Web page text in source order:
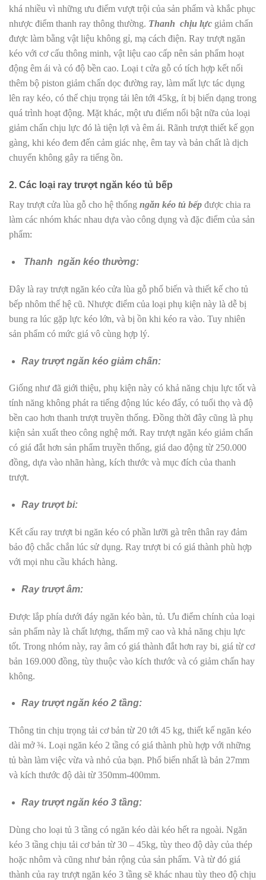
khá nhiều vì những ưu điểm vượt trội của sản phẩm và khắc phục
nhược điểm thanh ray thông thường. Thanh chịu lực giảm chấn
được làm bằng vật liệu không gỉ, mạ cách điện. Ray trượt ngăn
kéo với cơ cấu thông minh, vật liệu cao cấp nên sản phẩm hoạt
động êm ái và có độ bền cao. Loại t cửa gỗ có tích hợp kết nối
thêm bộ piston giảm chấn dọc đường ray, làm mất lực tác dụng
lên ray kéo, có thể chịu trọng tải lên tới 45kg, ít bị biến dạng trong
quá trình hoạt động. Mặt khác, một ưu điểm nổi bật nữa của loại
giảm chấn chịu lực đó là tiện lợi và êm ái. Rãnh trượt thiết kế gọn
gàng, khi kéo đem đến cảm giác nhẹ, êm tay và bản chất là dịch
chuyển không gây ra tiếng ồn.
2. Các loại ray trượt ngăn kéo tủ bếp
Ray trượt cửa lùa gỗ cho hệ thống ngăn kéo tủ bếp được chia ra
làm các nhóm khác nhau dựa vào công dụng và đặc điểm của sản
phẩm:
Thanh ngăn kéo thường:
Đây là ray trượt ngăn kéo cửa lùa gỗ phổ biến và thiết kế cho tủ
bếp nhôm thế hệ cũ. Nhược điểm của loại phụ kiện này là dễ bị
bung ra lúc gặp lực kéo lớn, và bị ồn khi kéo ra vào. Tuy nhiên
sản phẩm có mức giá vô cùng hợp lý.
Ray trượt ngăn kéo giảm chấn:
Giống như đã giới thiệu, phụ kiện này có khả năng chịu lực tốt và
tính năng không phát ra tiếng động lúc kéo đẩy, có tuổi thọ và độ
bền cao hơn thanh trượt truyền thống. Đồng thời đây cũng là phụ
kiện sản xuất theo công nghệ mới. Ray trượt ngăn kéo giảm chấn
có giá đắt hơn sản phẩm truyền thống, giá dao động từ 250.000
đồng, dựa vào nhãn hàng, kích thước và mục đích của thanh
trượt.
Ray trượt bi:
Kết cấu ray trượt bi ngăn kéo có phần lưỡi gà trên thân ray đảm
bảo độ chắc chắn lúc sử dụng. Ray trượt bi có giá thành phù hợp
với mọi nhu cầu khách hàng.
Ray trượt âm:
Được lắp phía dưới đáy ngăn kéo bàn, tủ. Ưu điểm chính của loại
sản phẩm này là chất lượng, thẩm mỹ cao và khả năng chịu lực
tốt. Trong nhóm này, ray âm có giá thành đắt hơn ray bi, giá từ cơ
bản 169.000 đồng, tùy thuộc vào kích thước và có giảm chấn hay
không.
Ray trượt ngăn kéo 2 tầng:
Thông tin chịu trọng tải cơ bản từ 20 tới 45 kg, thiết kế ngăn kéo
dài mở ¾. Loại ngăn kéo 2 tầng có giá thành phù hợp với những
tủ bàn làm việc vừa và nhỏ của bạn. Phổ biến nhất là bản 27mm
và kích thước độ dài từ 350mm-400mm.
Ray trượt ngăn kéo 3 tầng:
Dùng cho loại tủ 3 tầng có ngăn kéo dài kéo hết ra ngoài. Ngăn
kéo 3 tầng chịu tải cơ bản từ 30 – 45kg, tùy theo độ dày của thép
hoặc nhôm và cũng như bản rộng của sản phẩm. Và từ đó giá
thành của ray trượt ngăn kéo 3 tầng sẽ khác nhau tùy theo độ chịu